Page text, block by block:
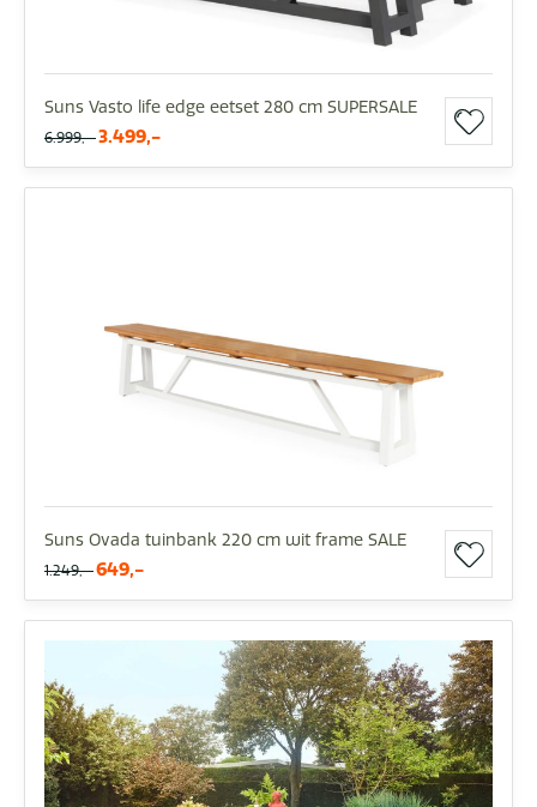
Suns Vasto life edge eetset 280 cm SUPERSALE
6.999,- 3.499,-
Suns Ovada tuinbank 220 cm wit frame SALE
1.249,- 649,-